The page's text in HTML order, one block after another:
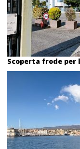
Scoperta frode per